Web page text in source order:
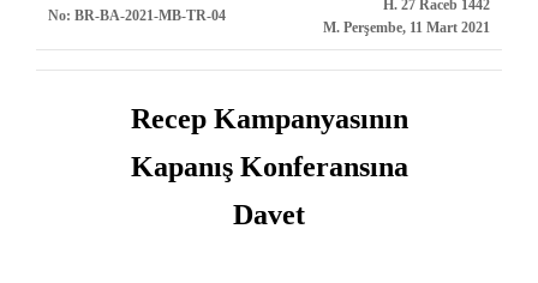
No: BR-BA-2021-MB-TR-04
H. 27 Raceb 1442
M. Perşembe, 11 Mart 2021
Recep Kampanyasının
Kapanış Konferansına
Davet